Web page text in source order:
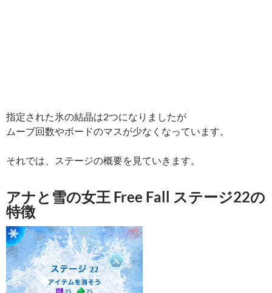
指定された氷の結晶は2つになりましたが
ムーブ回数やボードのマスが少なくなっています。
それでは、ステージの概要を見ていきます。
アナと雪の女王 Free Fall ステージ22の
特徴